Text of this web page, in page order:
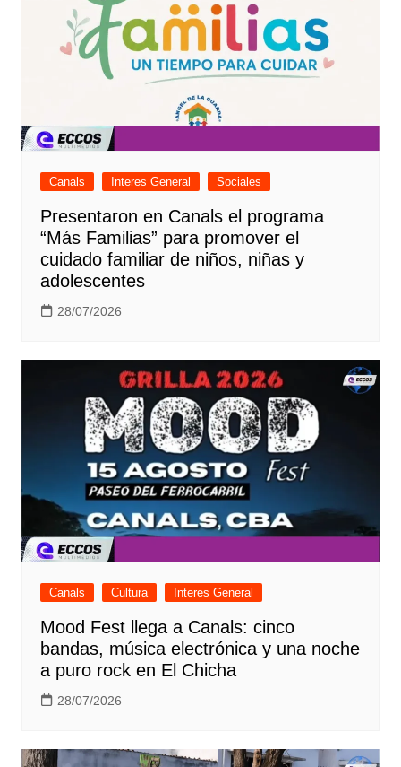
Canals Interes General Sociales
Presentaron en Canals el programa
“Más Familias” para promover el
cuidado familiar de niños, niñas y
adolescentes
28/07/2026
Canals Cultura Interes General
Mood Fest llega a Canals: cinco
bandas, música electrónica y una noche
a puro rock en El Chicha
28/07/2026